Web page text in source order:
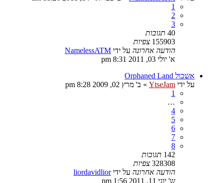
1
2
3
40 תגובות
155903 צפיות
הודעה אחרונה על ידי NamelessATM
א' יולי 03, 2011 8:31 pm
אשכול Orphaned Land
על ידי YtseJam
» ב' מרץ 02, 2009 8:28 pm
1
…
4
5
6
7
8
142 תגובות
328308 צפיות
הודעה אחרונה על ידיliordavidlior
ש' יוני 11, 2011 1:56 pm